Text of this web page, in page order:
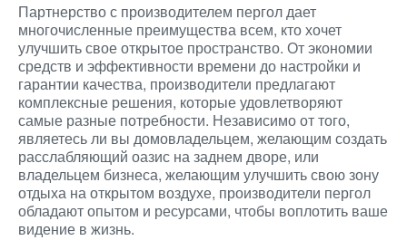
Партнерство с производителем пергол дает
многочисленные преимущества всем, кто хочет
улучшить свое открытое пространство. От экономии
средств и эффективности времени до настройки и
гарантии качества, производители предлагают
комплексные решения, которые удовлетворяют
самые разные потребности. Независимо от того,
являетесь ли вы домовладельцем, желающим создать
расслабляющий оазис на заднем дворе, или
владельцем бизнеса, желающим улучшить свою зону
отдыха на открытом воздухе, производители пергол
обладают опытом и ресурсами, чтобы воплотить ваше
видение в жизнь.